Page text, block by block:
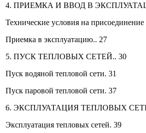
4. ПРИЕМКА И ВВОД В
Технические условия на
Приемка в эксплуатацию.. 27
5. ПУСК ТЕПЛОВЫХ СЕТЕЙ.. 30
Пуск водяной тепловой сети. 31
Пуск паровой тепловой сети. 37
6. ЭКСПЛУАТАЦИЯ ТЕПЛОВЫХ
Эксплуатация тепловых сетей. 39